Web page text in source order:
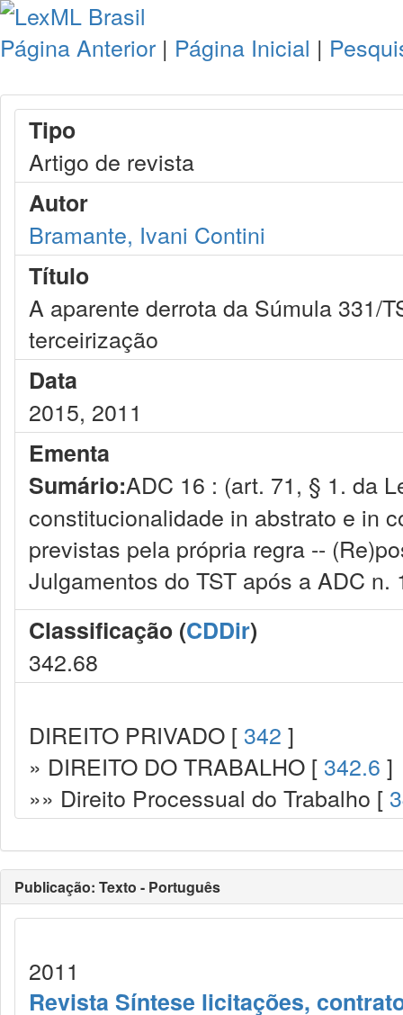
Página Anterior | Página Inicial |
Tipo
Artigo de revista
Autor
Bramante, Ivani Contini
Título
A aparente derrota da Súmula 331/
terceirização
Data
2015, 2011
Ementa
Sumário:ADC 16 : (art. 71, § 1. da
constitucionalidade in abstrato e in
previstas pela própria regra --
Julgamentos do TST após a ADC n.
Classificação (CDDir)
342.68
DIREITO PRIVADO [ 342 ]
» DIREITO DO TRABALHO [ 342.6 ]
»» Direito Processual do Trabalho [
Publicação: Texto - Português
2011
Revista Síntese licitações,